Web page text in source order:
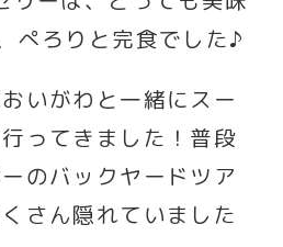
ぺろりと完食でした♪
いがわと一緒にスー
ってきました！普段
のバックヤードツア
さん隠れていました